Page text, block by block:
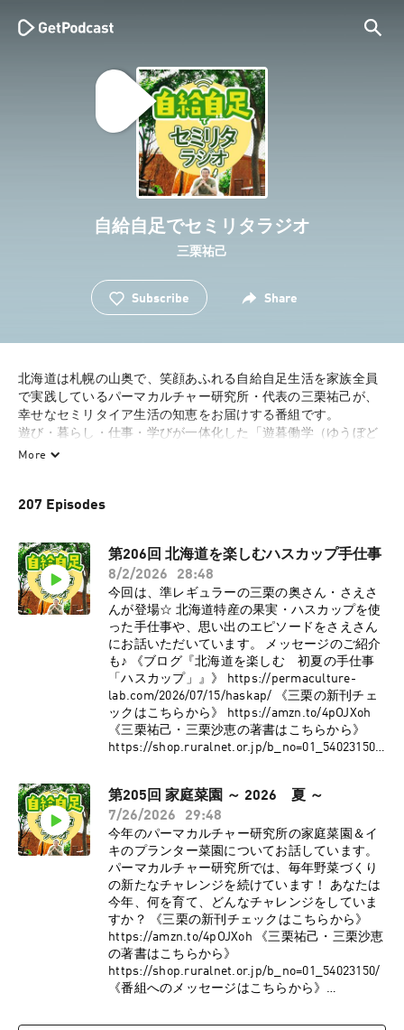
自給自足でセミリタラジオ
三栗祐己
Subscribe Share
北海道は札幌の山奥で、笑顔あふれる自給自足生活を家族全員
で実践しているパーマカルチャー研究所・代表の三栗祐己が、
幸せなセミリタイア生活の知恵をお届けする番組です。
遊び・暮らし・仕事・学びが一体化した「遊暮働学（ゆうぼど
うがく）」のライフスタイルで、人間関係・時間・お金の縛り
パーマカルチャー研究所HP：https://permaculture-lab.com/
More
207 Episodes
第206回 北海道を楽しむハスカップ手仕事
8/2/2026
28:48
今回は、準レギュラーの三栗の奥さん・さえさ
んが登場☆ 北海道特産の果実・ハスカップを使
った手仕事や、思い出のエピソードをさえさん
にお話いただいています。 メッセージのご紹介
も♪ 《ブログ『北海道を楽しむ 初夏の手仕事
「ハスカップ」』》 https://permaculture-
lab.com/2026/07/15/haskap/ 《三栗の新刊チェ
ックはこちらから》 https://amzn.to/4pOJXoh
《三栗祐己・三栗沙恵の著書はこちらから》
https://shop.ruralnet.or.jp/b_no=01_54023150/
●パーマカルチャー研究所HP:
https://permaculture-lab.com/ ●三栗祐己
Instagram:
https://www.instagram.com/minimal_papa ●三
栗祐己X: https://x.com/PermacultureLab ●パー
マカルチャー研究所
Facebook:https://www.facebook.com/permacult
urelaboratory ●パーマカルチャー研究所
YouTube:
https://www.youtube.com/channel/UC8uYYaAG
mtKkQQrnyelLsSwCopyright © 2026 OTO-KOE
All Rights Reserved.
第205回 家庭菜園 ～ 2026 夏 ～
7/26/2026
29:48
今年のパーマカルチャー研究所の家庭菜園＆イ
キのプランター菜園についてお話しています。
パーマカルチャー研究所では、毎年野菜づくり
の新たなチャレンジを続けています！ あなたは
今年、何を育て、どんなチャレンジをしていま
すか？ 《三栗の新刊チェックはこちらから》
https://amzn.to/4pOJXoh 《三栗祐己・三栗沙恵
の著書はこちらから》
https://shop.ruralnet.or.jp/b_no=01_54023150/
《番組へのメッセージはこちらから》
●パーマカルチャー研究所HP: